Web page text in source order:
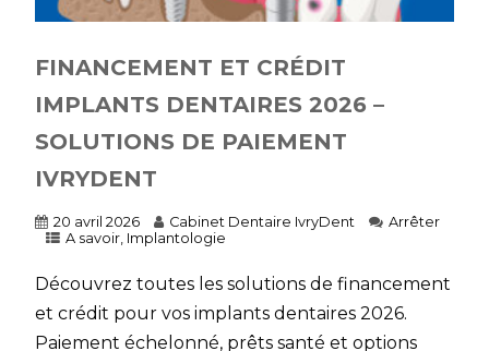
FINANCEMENT ET CRÉDIT
IMPLANTS DENTAIRES 2026 –
SOLUTIONS DE PAIEMENT
IVRYDENT
20 avril 2026 Cabinet Dentaire IvryDent
Arrêter
A savoir, Implantologie
Découvrez toutes les solutions de financement
et crédit pour vos implants dentaires 2026.
Paiement échelonné, prêts santé et options